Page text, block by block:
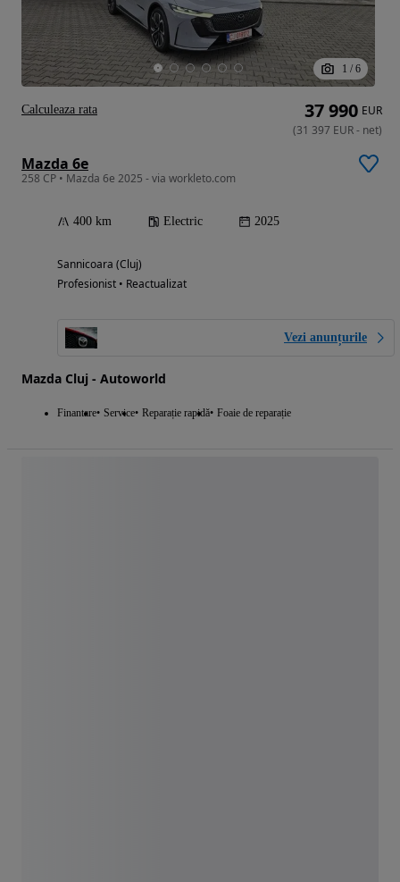
1 / 6
Mazda 6e
258 CP • Mazda 6e 2025 - via workleto.com
400 km Electric 2025
Sannicoara (Cluj)
Profesionist • Reactualizat
Vezi anunțurile
Mazda Cluj - Autoworld
Finantare Service Reparație rapidă Foaie de reparație
37 990 EUR
(31 397 EUR- net)
Calculeaza rata